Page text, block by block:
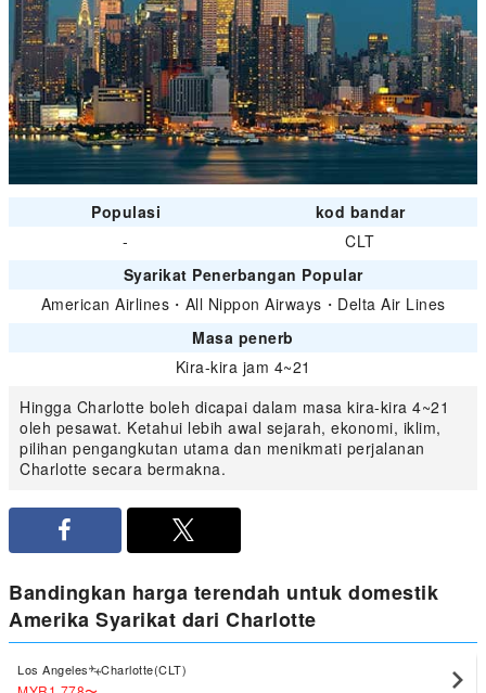
Populasi
kod bandar
-
CLT
Syarikat Penerbangan Popular
American Airlines ・ All Nippon Airways ・ Delta Air Lines
Masa penerb
Kira-kira jam 4~21
Hingga Charlotte boleh dicapai dalam masa kira-kira 4~21
oleh pesawat. Ketahui lebih awal sejarah, ekonomi, iklim,
pilihan pengangkutan utama dan menikmati perjalanan
Charlotte secara bermakna.
Bandingkan harga terendah untuk domestik
Amerika Syarikat dari Charlotte
Los Angeles Charlotte(CLT)